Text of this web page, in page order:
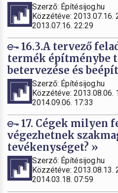
Szerző: Építésijog.hu
Közzétéve:
2013.07.16. 22:29
16.3.A tervező
termék építménybe
betervezése és
Szerző: Építésijog.hu
Közzétéve:
2014.09.06. 17:33
17. Cégek
végezhetnek
tevékenységet? »
Szerző: Építésijog.hu
Közzétéve:
2014.03.18. 07:59